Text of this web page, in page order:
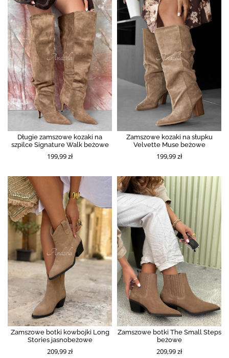
Długie zamszowe kozaki na
szpilce Signature Walk beżowe
199,99 zł
Zamszowe kozaki na słupku
Velvette Muse beżowe
199,99 zł
Zamszowe botki kowbojki Long
Stories jasnobeżowe
209,99 zł
Zamszowe botki The Small Steps
beżowe
209,99 zł